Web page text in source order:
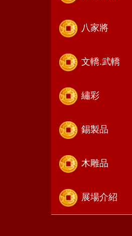
八家將
文轎.武轎
繡彩
錫製品
木雕品
展場介紹